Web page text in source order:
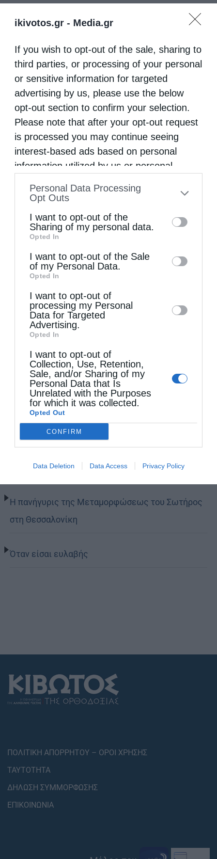
ikivotos.gr - Media.gr
If you wish to opt-out of the sale, sharing to
third parties, or processing of your personal
or sensitive information for targeted
advertising by us, please use the below
opt-out section to confirm your selection.
Please note that after your opt-out request
is processed you may continue seeing
interest-based ads based on personal
information utilized by us or personal
to your opt-out. You may separately opt-out
information by third parties on the IAB’s list
of downstream participants. This
information may also be disclosed by us to
third parties on theIAB’s List of
Downstream Participants
disclose it to other third parties.
Personal Data Processing
Opt Outs
I want to opt-out of the
Sharing of my personal data.
Opted In
I want to opt-out of the Sale
of my Personal Data.
Opted In
I want to opt-out of
processing my Personal
Data for Targeted
Advertising.
Opted In
I want to opt-out of
Collection, Use, Retention,
Sale, and/or Sharing of my
Personal Data that Is
Unrelated with the Purposes
for which it was collected.
Opted Out
CONFIRM
Data Deletion Data Access Privacy Policy
Τελευταία άρθρα
πίστεως, της παράδοσης και της ενότητας»
«Η Πίστη ως Δύναμη Ενότητας και Υπέρβασης
των Παγκόσμιων Κρίσεων» (Ι’ Κυριακή Ματθαίου)
Ελληνικός Ερυθρός Σταυρός: Τι πρέπει να
περιέχει ένα φαρμακείο διακοπών
Η πανήγυρις της Μεταμορφώσεως του Σωτήρος
στη Θεσσαλονίκη
Όταν είσαι ευλαβής
ΠΟΛΙΤΙΚΗ ΑΠΟΡΡΗΤΟΥ – ΟΡΟΙ ΧΡΗΣΗΣ
ΤΑΥΤΟΤΗΤΑ
ΔΗΛΩΣΗ ΣΥΜΜΟΡΦΩΣΗΣ
ΕΠΙΚΟΙΝΩΝΙΑ